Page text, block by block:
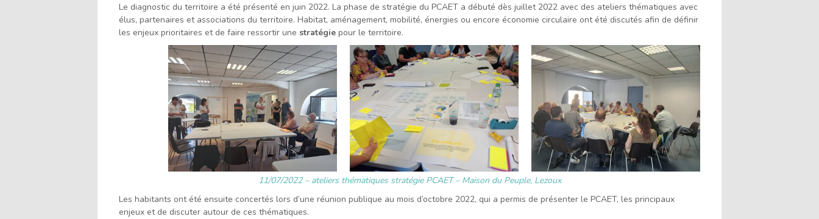
Le diagnostic du territoire a été présenté en juin 2022. La phase de stratégie du PCAET a débuté dès juillet 2022 avec des ateliers thématiques avec
élus, partenaires et associations du territoire. Habitat, aménagement, mobilité, énergies ou encore économie circulaire ont été discutés afin de définir
les enjeux prioritaires et de faire ressortir une stratégie pour le territoire.
11/07/2022 – ateliers thématiques stratégie PCAET – Maison du Peuple, Lezoux
Les habitants ont été ensuite concertés lors d’une réunion publique au mois d’octobre 2022, qui a permis de présenter le PCAET, les principaux
enjeux et de discuter autour de ces thématiques.